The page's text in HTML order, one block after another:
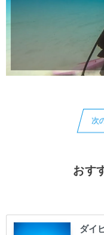
次
おす
ダイ